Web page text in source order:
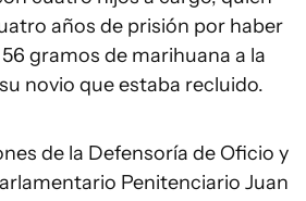
años de prisión por haber
gramos de marihuana a la
novio que estaba recluido.
de la Defensoría de Oficio y
Penitenciario Juan